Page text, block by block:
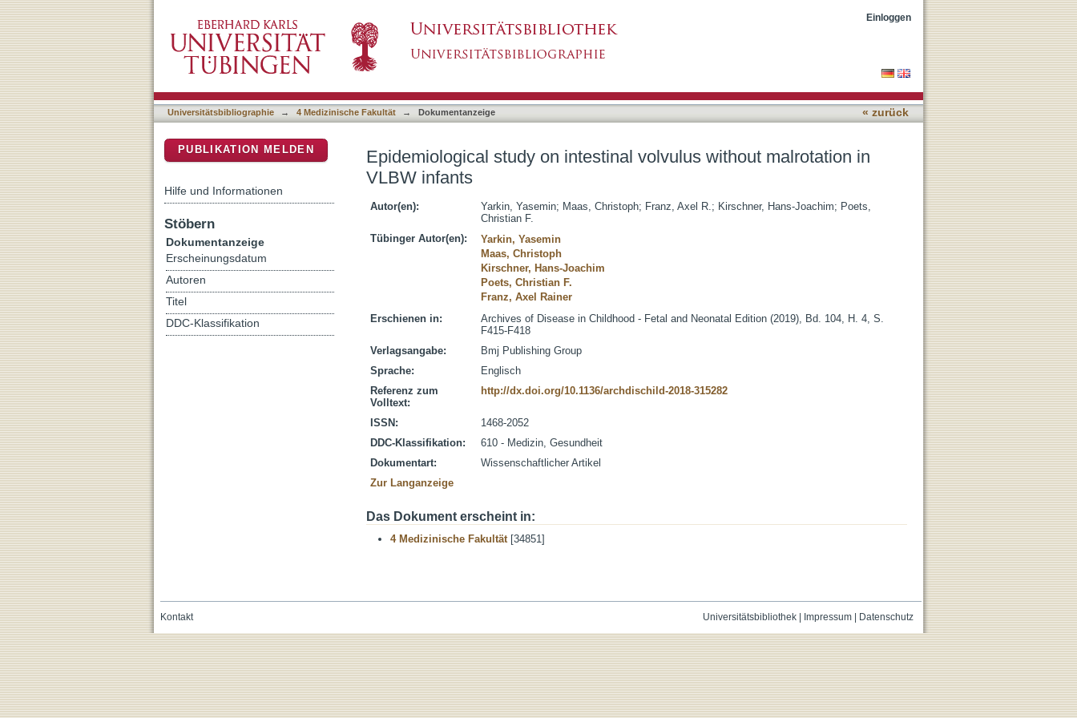
Einloggen
Universitätsbibliographie → 4 Medizinische Fakultät → Dokumentanzeige « zurück
Epidemiological study on intestinal volvulus without malrotation in
VLBW infants
Autor(en): Yarkin, Yasemin; Maas, Christoph; Franz, Axel R.; Kirschner, Hans-Joachim; Poets,
Christian F.
Tübinger Autor(en):
Yarkin, Yasemin
Maas, Christoph
Kirschner, Hans-Joachim
Poets, Christian F.
Franz, Axel Rainer
Erschienen in:
Archives of Disease in Childhood - Fetal and Neonatal Edition (2019), Bd. 104, H. 4, S.
F415-F418
Verlagsangabe:
Bmj Publishing Group
Sprache:
Englisch
Referenz zum
Volltext:
http://dx.doi.org/10.1136/archdischild-2018-315282
ISSN:
1468-2052
DDC-Klassifikation:
610 - Medizin, Gesundheit
Dokumentart:
Wissenschaftlicher Artikel
Zur Langanzeige
Das Dokument erscheint in:
4 Medizinische Fakultät[34851]
PUBLIKATION MELDEN
Hilfe und Informationen
Stöbern
Dokumentanzeige
Erscheinungsdatum
Autoren
Titel
DDC-Klassifikation
Universitätsbibliothek| Impressum| Datenschutz
Kontakt